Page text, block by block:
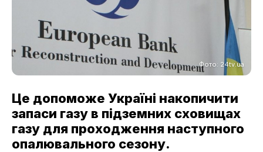
Фото: 24tv.ua
Це допоможе Україні накопичити
запаси газу в підземних сховищах
газу для проходження наступного
опалювального сезону.